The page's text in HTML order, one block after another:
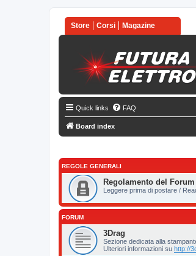
Store Corsi Magazine
Quick links FAQ
Board index
REGOLE GENERALI
Regolamento del
Leggere prima di postare /
FORUM
3Drag
Sezione dedicata alla
Ulteriori informazioni su http://